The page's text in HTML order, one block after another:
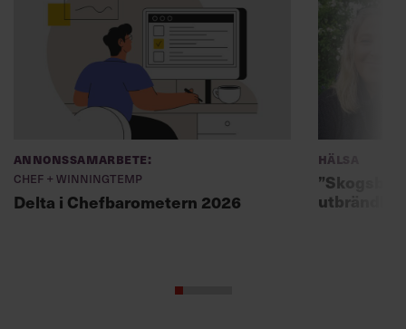
Annonssamarbete:
Chef + Winningtemp
Delta i Chefbarometern 2026
Hälsa